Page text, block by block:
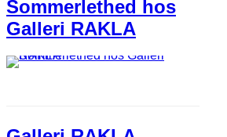
Sommerlethed hos
Galleri RAKLA